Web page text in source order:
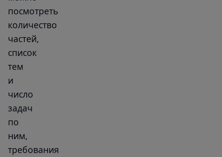
посмотреть
количество
частей,
список
тем
и
число
задач
по
ним,
требования